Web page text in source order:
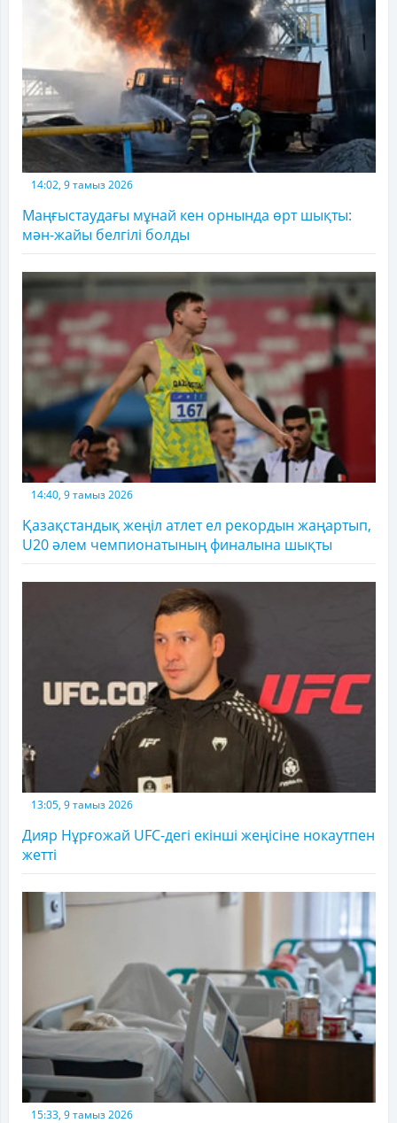
14:02, 9 тамыз 2026
Маңғыстаудағы мұнай кен орнында өрт шықты:
мән-жайы белгілі болды
14:40, 9 тамыз 2026
Қазақстандық жеңіл атлет ел рекордын жаңартып,
U20 әлем чемпионатының финалына шықты
13:05, 9 тамыз 2026
Дияр Нұрғожай UFC-дегі екінші жеңісіне нокаутпен
жетті
15:33, 9 тамыз 2026